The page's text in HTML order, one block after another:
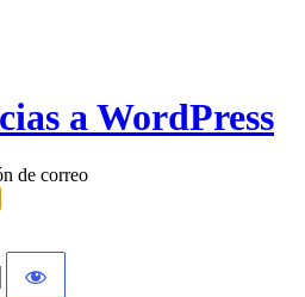
a WordPress
de correo